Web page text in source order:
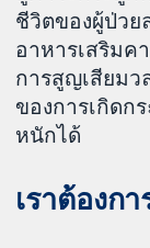
ชีวิตของผู้ป่วย
อาหารเสริมค
การสูญเสียมว
ของการเกิดก
หนักได้
เราต้องก